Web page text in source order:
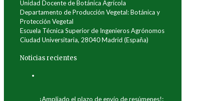
Unidad Docente de Botánica Agrícola
Departamento de Producción Vegetal: Botánica y
Protección Vegetal
Escuela Técnica Superior de Ingenieros Agrónomos
Ciudad Universitaria, 28040 Madrid (España)
Noticias recientes
¡Ampliado el plazo de envío de resúmenes!: